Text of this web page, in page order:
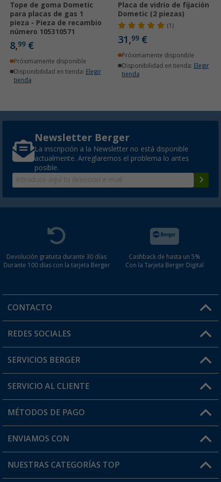
Tope de goma Dometic
para placas de gas 1
pieza - Pieza de recambio
número 105310571
8,99 €
Próximamente disponible
Disponibilidad en tienda: Elegir
tienda
Placa de vidrio de fijación
Dometic (2 piezas)
(1)
31,99 €
Próximamente disponible
Disponibilidad en tienda: Elegir
tienda
Newsletter Berger
La inscripción a la Newsletter no está disponible
actualmente. Arreglaremos el problema lo antes
posible.
Devolución gratuita durante 30 días
Durante 100 días con la tarjeta Berger
Cashback de hasta un 5%
Con la Tarjeta Berger Digital
CONTACTO
Horario de atención al cliente:
¿Tienes alguna duda?
REDES SOCIALES
SERVICIOS BERGER
Conviértete en distribuidor
Mi cuenta
Tarjeta Berger Digital
SERVICIO AL CLIENTE
FAQ y Contacto
Información de envío
¿Dónde está mi pedido?
MÉTODOS DE PAGO
ENVIAMOS CON
NUESTRAS CATEGORÍAS TOP